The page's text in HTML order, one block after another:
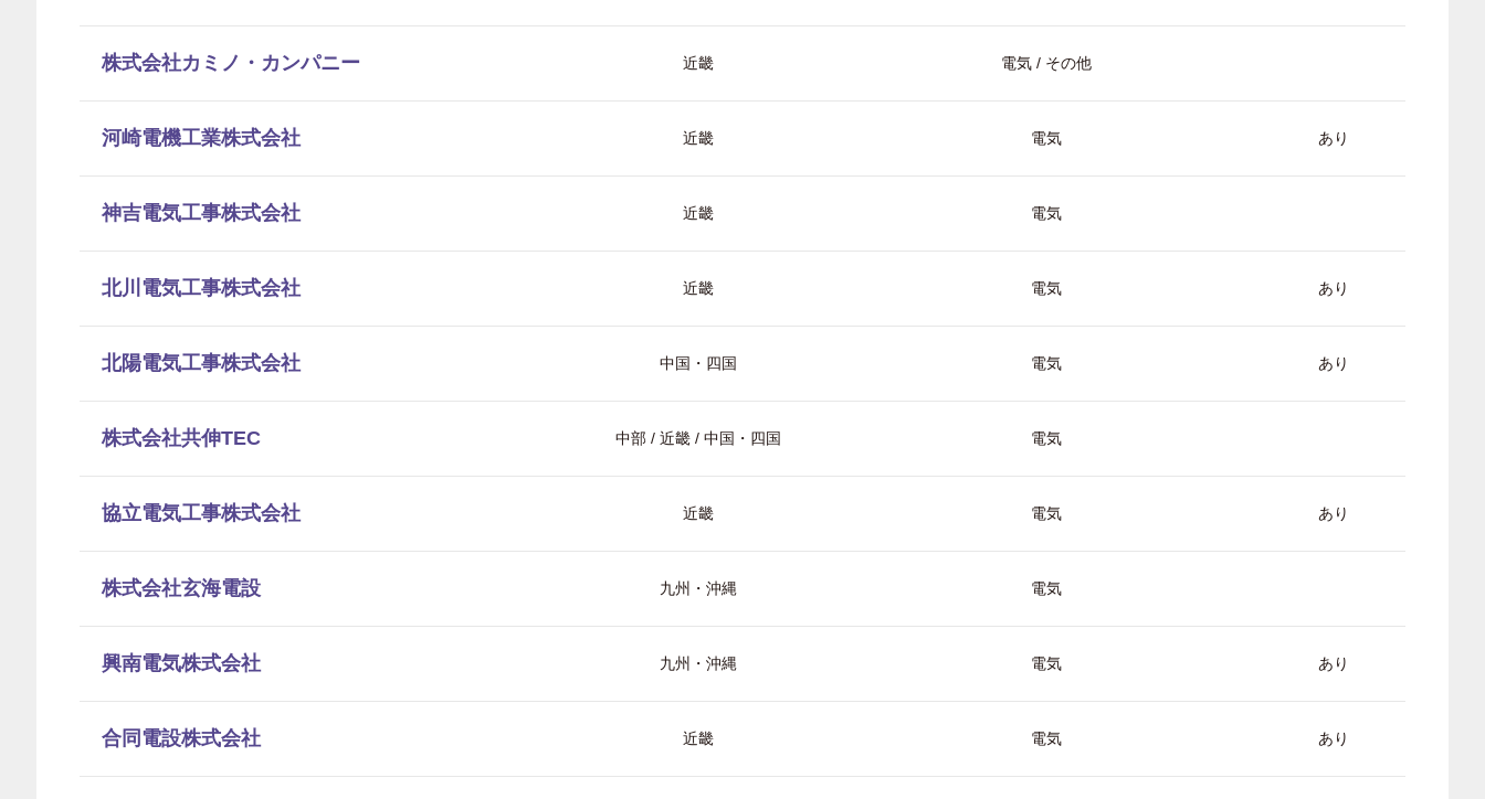
株式会社カミノ・カンパニー 近畿 電気 / その他
河崎電機工業株式会社 近畿 電気 あり
神吉電気工事株式会社 近畿 電気
北川電気工事株式会社 近畿 電気 あり
北陽電気工事株式会社 中国・四国 電気 あり
株式会社共伸TEC 中部 / 近畿 / 中国・四国 電気
協立電気工事株式会社 近畿 電気 あり
株式会社玄海電設 九州・沖縄 電気
興南電気株式会社 九州・沖縄 電気 あり
合同電設株式会社 近畿 電気 あり